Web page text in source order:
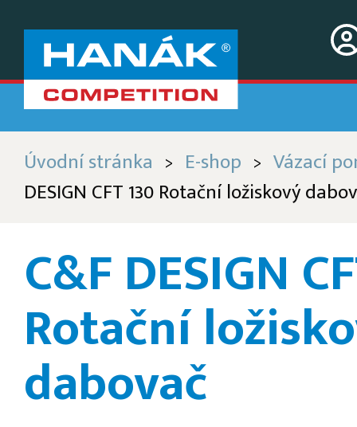
Úvodní stránka > E-shop > Vázací
DESIGN CFT 130 Rotační ložiskový
C&F DESIGN
Rotační
dabovač